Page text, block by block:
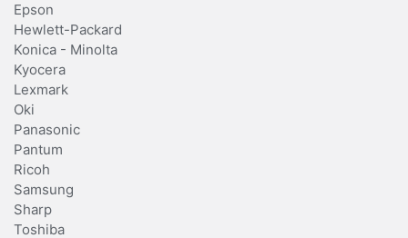
Epson
Hewlett-Packard
Konica - Minolta
Kyocera
Lexmark
Oki
Panasonic
Pantum
Ricoh
Samsung
Sharp
Toshiba